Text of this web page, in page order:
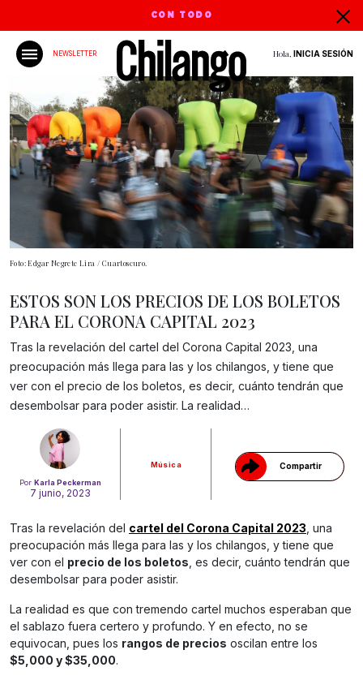
CON TODO
NEWSLETTER Hola, INICIA SESIÓN
Foto: Edgar Negrete Lira / Cuartoscuro.
Por Karla Peckerman
7 junio, 2023
Música Compartir
Gracias!
ESTOS SON LOS PRECIOS DE LOS BOLETOS
PARA EL CORONA CAPITAL 2023
Tras la revelación del cartel del Corona Capital 2023, una
preocupación más llega para las y los chilangos, y tiene que
ver con el precio de los boletos, es decir, cuánto tendrán que
desembolsar para poder asistir. La realidad…
Tras la revelación del cartel del Corona Capital 2023 , una
preocupación más llega para las y los chilangos, y tiene que
ver con el precio de los boletos , es decir, cuánto tendrán que
desembolsar para poder asistir.
La realidad es que con tremendo cartel muchos esperaban que
el sablazo fuera certero y profundo. Y en efecto, no se
equivocan, pues los rangos de precios oscilan entre los
$5,000 y $35,000.